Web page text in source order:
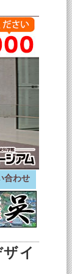
合わせ
イ